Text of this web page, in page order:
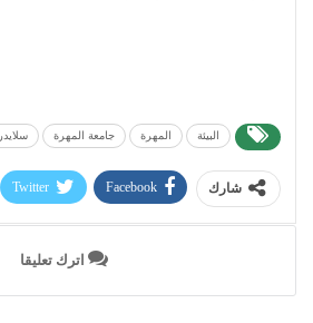
البيئة المهرة جامعة المهرة سلايدر
شارك Facebook
Twitter
اترك تعليقا